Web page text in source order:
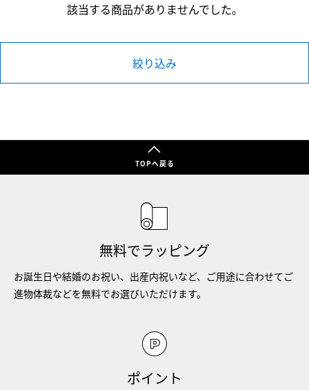
該当する商品がありませんでした。
絞り込み
TOPへ戻る
無料でラッピング
お誕生日や結婚のお祝い、出産内祝いなど、ご用途に合わせてご
進物体裁などを無料でお選びいただけます。
ポイント